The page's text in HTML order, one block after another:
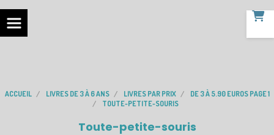
ACCUEIL LIVRES DE 3 À 6 ANS LIVRES PAR PRIX
DE 3 À 5.90 EUROS PAGE 1
TOUTE-PETITE-SOURIS
Toute-petite-souris